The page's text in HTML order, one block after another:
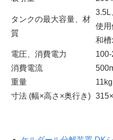
タンクの最大容量、材
質
3.5L
使
和
電圧、消費電力
消費電流
重量
11kg
寸法 (幅×高さ ×奥行き)